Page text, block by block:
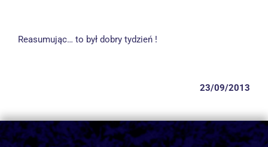
Reasumując… to był dobry tydzień !
23/09/2013